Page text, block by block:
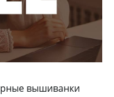
вышиванки